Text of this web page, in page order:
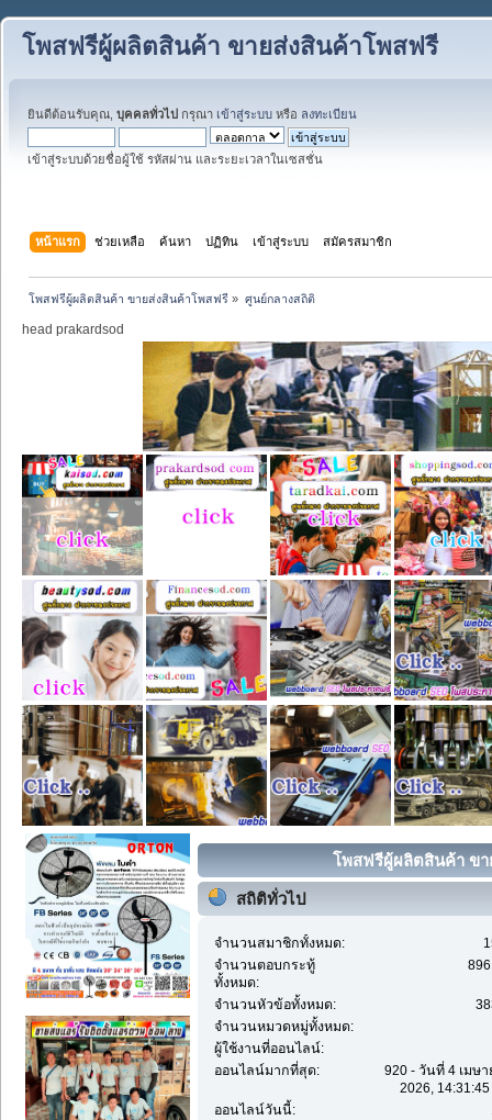
โพสฟรีผู้ผลิตสินค้า ขายส่งสินค้าโพสฟรี
ยินดีต้อนรับคุณ, บุคคลทั่วไป กรุณา เข้าสู่ระบบ หรือ ลงทะเบียน
เข้าสู่ระบบด้วยชื่อผู้ใช้ รหัสผ่าน และระยะเวลาในเซสชั่น
หน้าแรก ช่วยเหลือ ค้นหา ปฏิทิน เข้าสู่ระบบ สมัครสมาชิก
โพสฟรีผู้ผลิตสินค้า ขายส่งสินค้าโพสฟรี » ศูนย์กลางสถิติ
head prakardsod
โพสฟรีผู้ผลิตสินค้า ข
สถิติทั่วไป
จำนวนสมาชิกทั้งหมด:
จำนวนตอบกระทู้
ทั้งหมด:
จำนวนหัวข้อทั้งหมด:
จำนวนหมวดหมู่ทั้งหมด:
ผู้ใช้งานที่ออนไลน์:
ออนไลน์มากที่สุด:
920 - วันที่ 4 เมษ
2026,
ออนไลน์วันนี้: